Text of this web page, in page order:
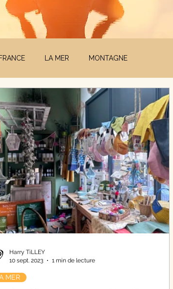
LA MER MONTAGNE
MER
Harry TiLLEY
10 sept. 2023
1 min de lecture